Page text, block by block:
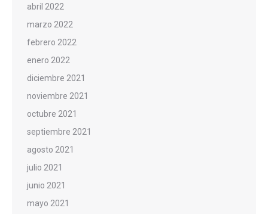
abril 2022
marzo 2022
febrero 2022
enero 2022
diciembre 2021
noviembre 2021
octubre 2021
septiembre 2021
agosto 2021
julio 2021
junio 2021
mayo 2021